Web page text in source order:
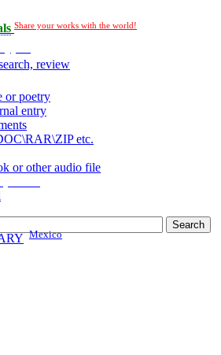
Share your works with the world!
review
or poetry
entry
etc.
or other audio file
Mexico